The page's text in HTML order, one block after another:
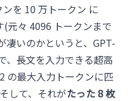
を 10 万トークン に
元々 4096 トークンまで
凄いのかというと、GPT-
、長文を入力できる超高
の最大入力トークンに匹
して、それがたった 8 枚